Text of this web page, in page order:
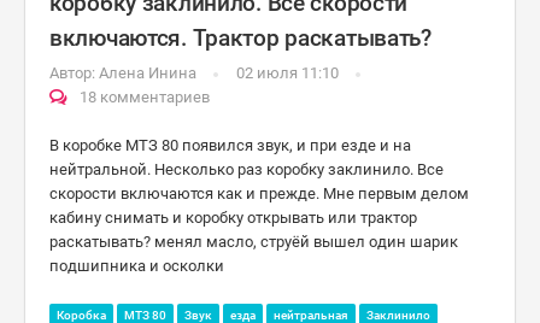
включаются. Трактор раскатывать?
Автор: Алена Инина
02 июля 11:10
18 комментариев
В коробке МТЗ 80 появился звук, и при езде и на
нейтральной. Несколько раз коробку заклинило. Все
скорости включаются как и прежде. Мне первым делом
кабину снимать и коробку открывать или трактор
раскатывать? менял масло, струёй вышел один шарик
подшипника и осколки
Коробка МТЗ 80 Звук езда нейтральная
Заклинило